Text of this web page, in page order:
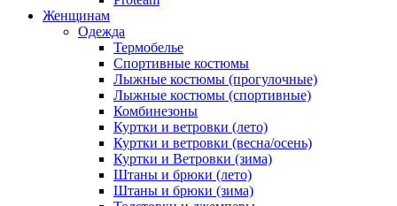
Женщинам
Одежда
Термобелье
Спортивные костюмы
Лыжные костюмы (прогулочные)
Лыжные костюмы (спортивные)
Комбинезоны
Куртки и ветровки (лето)
Куртки и ветровки (весна/осень)
Куртки и Ветровки (зима)
Штаны и брюки (лето)
Штаны и брюки (зима)